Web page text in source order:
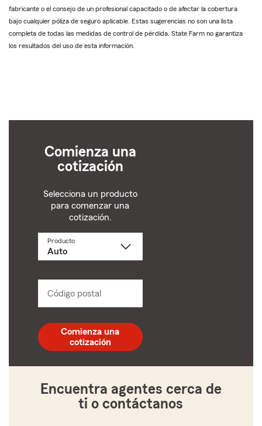
fabricante o el consejo de un profesional capacitado o de afectar la cobertura
bajo cualquier póliza de seguro aplicable. Estas sugerencias no son una lista
completa de todas las medidas de control de pérdida. State Farm no garantiza
los resultados del uso de esta información.
Comienza una
cotización
Selecciona un producto
para comenzar una
cotización.
ProductoSelecciona
Código postal
postal
de
5
Comienza una
cotización
Encuentra agentes cerca de
ti o contáctanos